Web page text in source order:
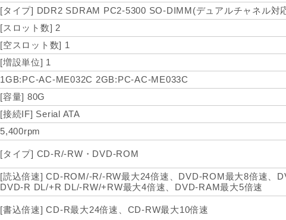
[タイプ] DDR2 SDRAM PC2-5300 SO-DIMM(デュアルチャネル対
[スロット数] 2
[空スロット数] 1
[増設単位] 1
1GB:PC-AC-ME032C 2GB:PC-AC-ME033C
[容量] 80G
[接続IF] Serial ATA
5,400rpm
[タイプ] CD-R/-RW・DVD-ROM
[読込倍速] CD-ROM/-R/-RW最大24倍速、DVD-ROM最大8倍速、
DVD-R DL/+R DL/-RW/+RW最大4倍速、DVD-RAM最大5倍速
[書込倍速] CD-R最大24倍速、CD-RW最大10倍速